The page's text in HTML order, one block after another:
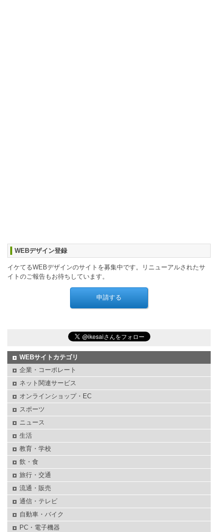
WEBデザイン登録
イケてるWEBデザインのサイトを募集中です。リニューアルされたサ
イトのご報告もお待ちしています。
WEBサイトカテゴリ
企業・コーポレート
ネット関連サービス
オンラインショップ・EC
スポーツ
ニュース
生活
教育・学校
飲・食
旅行・交通
流通・販売
通信・テレビ
自動車・バイク
PC・電子機器